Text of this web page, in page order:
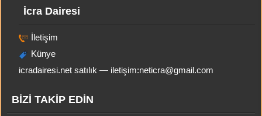
İcra Dairesi
İletişim
Künye
icradairesi.net satılık — iletişim:neticra@gmail.com
BİZİ TAKİP EDİN